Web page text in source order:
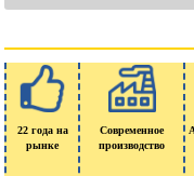
22 года на
рынке
Современное
производство